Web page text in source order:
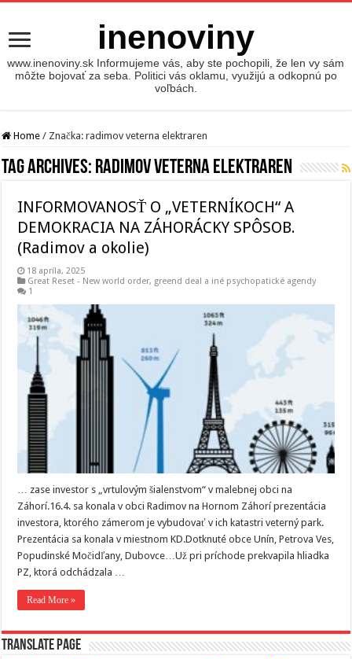
inenoviny
www.inenoviny.sk Informujeme vás, aby ste pochopili, že len vy sám
môžte bojovať za seba. Politici vás oklamu, využijú a odkopnú po
voľbách.
Home / Značka:radimov veterna elektraren
Tag Archives: radimov veterna elektraren
INFORMOVANOSŤ O „VETERNÍKOCH“ A
DEMOKRACIA NA ZÁHORÁCKY SPÔSOB.
(Radimov a okolie)
18 apríla, 2025
Great Reset - New world order, greend deal a iné psychopatické agendy
1
… zase investor s „vrtulovým šialenstvom“ v malebnej obci na
Záhorí.16.4. sa konala v obci Radimov na Hornom Záhorí prezentácia
investora, ktorého zámerom je vybudovať v ich katastri veterný park.
Prezentácia sa konala v miestnom KD.Dotknuté obce Unín, Petrova Ves,
Popudinské Močidľany, Dubovce…Už pri príchode prekvapila hliadka
PZ, ktorá odchádzala …
Read More »
Translate page